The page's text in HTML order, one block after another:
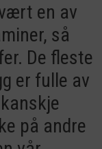
en av
så
De fleste
er fulle av
på andre